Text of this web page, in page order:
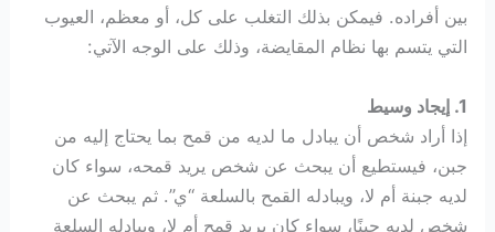
بين أفراده. فيمكن بذلك التغلب على كل، أو معظم، العيوب
التي يتسم بها نظام المقايضة، وذلك على الوجه الآتي:
1. إيجاد وسيط
إذا أراد شخص أن يبادل ما لديه من قمح بما يحتاج إليه من
جبن، فيستطيع أن يبحث عن شخص يريد قمحه، سواء كان
لديه جبنة أم لا، ويبادله القمح بالسلعة “ي”. ثم يبحث عن
شخص لديه جبنًا، سواء كان يريد قمح أم لا، ويبادله السلعة